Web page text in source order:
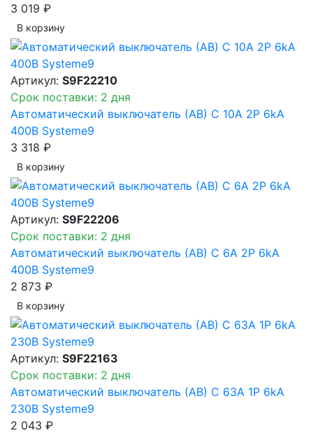
3 019 ₽
В корзинy
Артикул: S9F22210
Срок поставки: 2 дня
Автоматический выключатель (АВ) C 10A 2P 6kA
400В Systeme9
3 318 ₽
В корзинy
Артикул: S9F22206
Срок поставки: 2 дня
Автоматический выключатель (АВ) C 6A 2P 6kA
400В Systeme9
2 873 ₽
В корзинy
Артикул: S9F22163
Срок поставки: 2 дня
Автоматический выключатель (АВ) C 63A 1P 6kA
230В Systeme9
2 043 ₽